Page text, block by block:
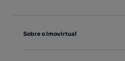
Sobre o Imovirtual